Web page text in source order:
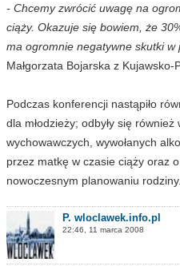
- Chcemy zwrócić uwagę na
ciąży. Okazuje się bowiem, że
ma ogromnie negatywne skutki w
Małgorzata Bojarska z
Podczas konferencji nastąpiło
dla młodzieży; odbyły się
wychowawczych, wywołanych
przez matkę w czasie ciąży oraz
nowoczesnym planowaniu rodziny.
P. wloclawek.info.pl
22:46, 11 marca 2008